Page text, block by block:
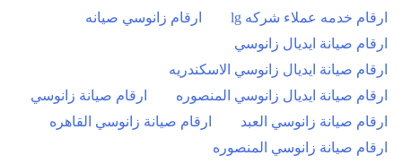
ارقام خدمه عملاء شركه lg
ارقام زانوسي صيانه
ارقام صيانة ايديال زانوسي
ارقام صيانة ايديال زانوسي الاسكندريه
ارقام صيانة ايديال زانوسي المنصوره
ارقام صيانة زانوسي
ارقام صيانة زانوسي العبد
ارقام صيانة زانوسي القاهره
ارقام صيانة زانوسي المنصوره